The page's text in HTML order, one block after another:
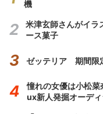
機
米津玄師さんがイラ
ース菓子
ゼッテリア 期間限
憧れの女優は小松
ux新人発掘オーデ